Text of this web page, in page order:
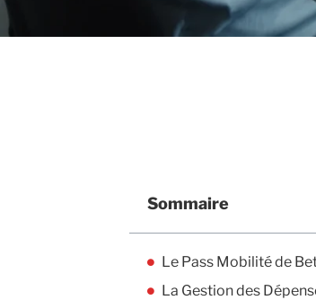
Sommaire
Le Pass Mobilité de
La Gestion des